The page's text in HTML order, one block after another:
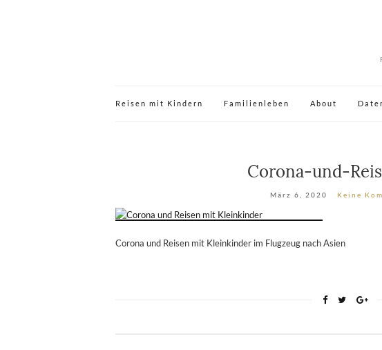
Reisen mit Kindern Familienleben About
Corona-und-
März 6, 2020 Keine
Corona und Reisen mit Kleinkinder im Flugzeug nach Asien